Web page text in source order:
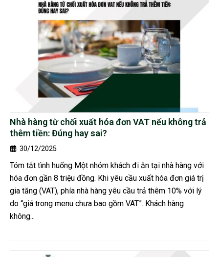
Nhà hàng từ chối xuất hóa đơn VAT nếu không trả
thêm tiền: Đúng hay sai?
30/12/2025
Tóm tắt tình huống Một nhóm khách đi ăn tại nhà hàng với
hóa đơn gần 8 triệu đồng. Khi yêu cầu xuất hóa đơn giá trị
gia tăng (VAT), phía nhà hàng yêu cầu trả thêm 10% với lý
do “giá trong menu chưa bao gồm VAT”. Khách hàng
không...